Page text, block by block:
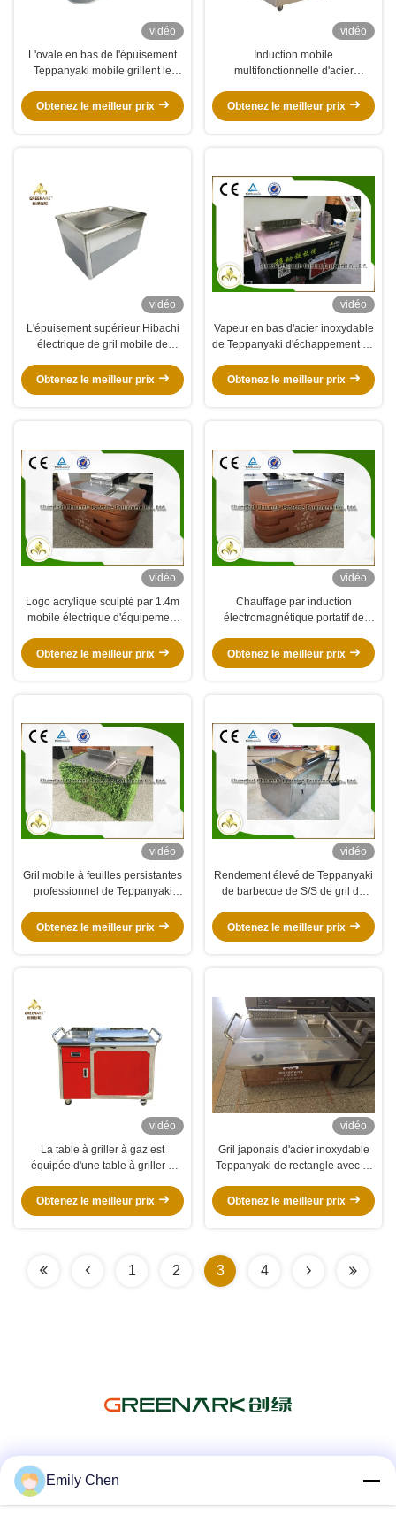
vidéo
L'ovale en bas de l'épuisement
Teppanyaki mobile grillent le
Hibachi avec la purification
Obtenez le meilleur prix
vidéo
Induction mobile
multifonctionnelle d'acier
Teppanyaki
Obtenez le meilleur prix
vidéo
L'épuisement supérieur Hibachi
électrique de gril mobile de
faire cuire le bifteck
Obtenez le meilleur prix
vidéo
Vapeur en bas d'acier inoxydable
de Teppanyaki d'échappement de
électrique mobile de tube
Obtenez le meilleur prix
vidéo
Logo acrylique sculpté par 1.4m
mobile électrique d'équipement
Obtenez le meilleur prix
vidéo
Chauffage par induction
électromagnétique portatif de
de Teppanyaki
Obtenez le meilleur prix
vidéo
Gril mobile à feuilles persistantes
professionnel de Teppanyaki
généraux de bifteck
Obtenez le meilleur prix
vidéo
Rendement élevé de Teppanyaki
de barbecue de S/S de gril de
surface plane
Obtenez le meilleur prix
vidéo
La table à griller à gaz est
équipée d'une table à griller à
Obtenez le meilleur prix
vidéo
Gril japonais d'acier inoxydable
Teppanyaki de rectangle avec le
Obtenez le meilleur prix
1 2 3 4
Emily Chen